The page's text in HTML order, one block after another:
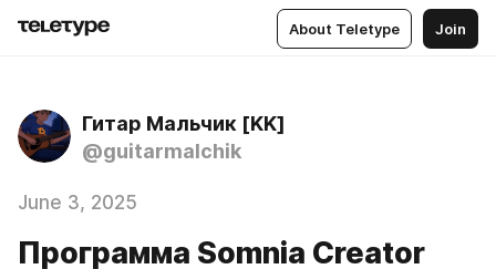
About Teletype Join
Гитар Мальчик [KK]
@guitarmalchik
June 3, 2025
Программа Somnia Creator